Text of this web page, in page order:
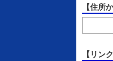
【住所
【リン